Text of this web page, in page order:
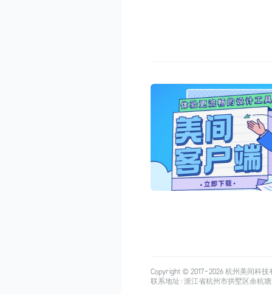
Copyright © 2017-2026杭州美间科技
联系地址：浙江省杭州市拱墅区余杭